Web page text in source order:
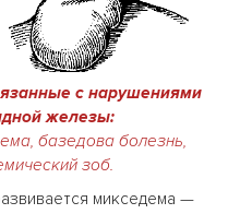
с нарушениями
железы:
базедова болезнь,
зоб.
микседема —